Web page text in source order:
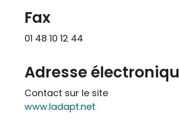
Fax
01 48 10 12 44
Adresse
Contact sur le site
www.ladapt.net